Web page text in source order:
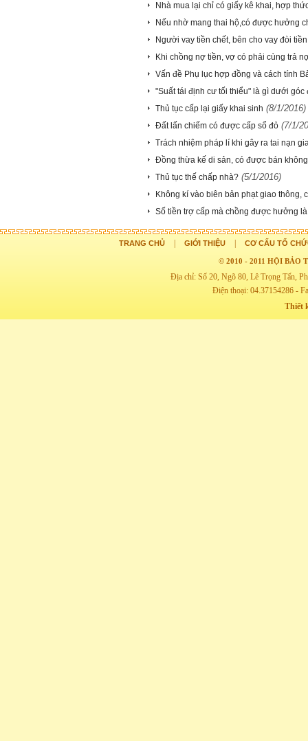
Nhà mua lại chỉ có giấy kê khai, hợp
Nếu nhờ mang thai hộ,có được hưởng
Người vay tiền chết, bên cho vay đòi
Khi chồng nợ tiền, vợ có phải cùng trả
Vấn đề Phụ lục hợp đồng và cách tính
"Suất tái định cư tối thiểu" là gì dưới góc
Thủ tục cấp lại giấy khai sinh (8/1/2016)
Đất lấn chiếm có được cấp sổ đỏ (7/1/
Trách nhiệm pháp lí khi gây ra tai nạn
Đồng thừa kế di sản, có được bán
Thủ tục thế chấp nhà? (5/1/2016)
Không kí vào biên bản phạt giao thông,
Số tiền trợ cấp mà chồng được hưởng
TRANG CHỦ GIỚI THIỆU CƠ CẤU TỔ
© 2010 - 2011 HỘI BẢO
Địa chỉ: Số 20, Ngõ 80, Lê Trọng Tấn,
Điện thoại: 04.37154286 -
Thiết